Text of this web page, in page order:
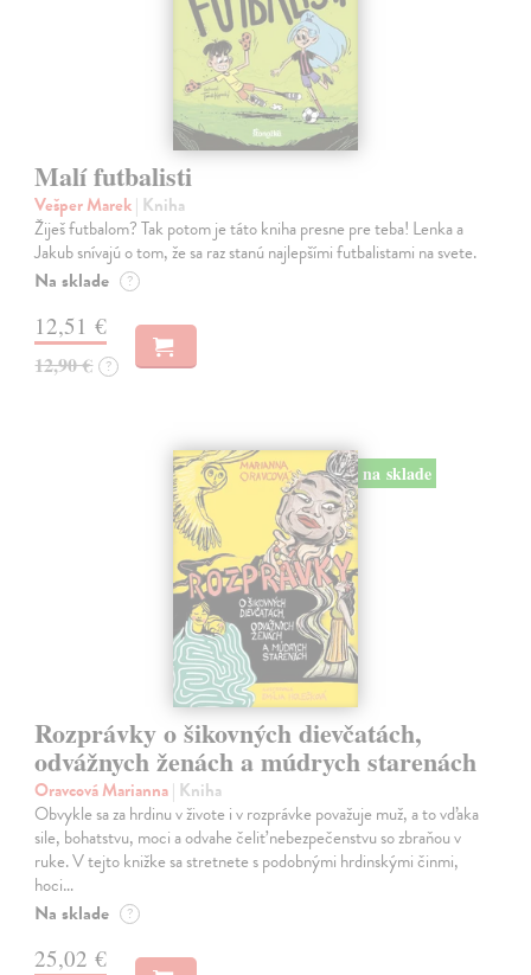
Malí futbalisti
Vešper Marek| Kniha
Žiješ futbalom? Tak potom je táto kniha presne pre teba! Lenka a
Jakub snívajú o tom, že sa raz stanú najlepšími futbalistami na svete.
Na sklade ?
12,51 €
12,90 € ?
na sklade
Rozprávky o šikovných dievčatách,
odvážnych ženách a múdrych starenách
Oravcová Marianna| Kniha
Obvykle sa za hrdinu v živote i v rozprávke považuje muž, a to vďaka
sile, bohatstvu, moci a odvahe čeliť nebezpečenstvu so zbraňou v
ruke. V tejto knižke sa stretnete s podobnými hrdinskými činmi,
hoci…
Na sklade ?
25,02 €